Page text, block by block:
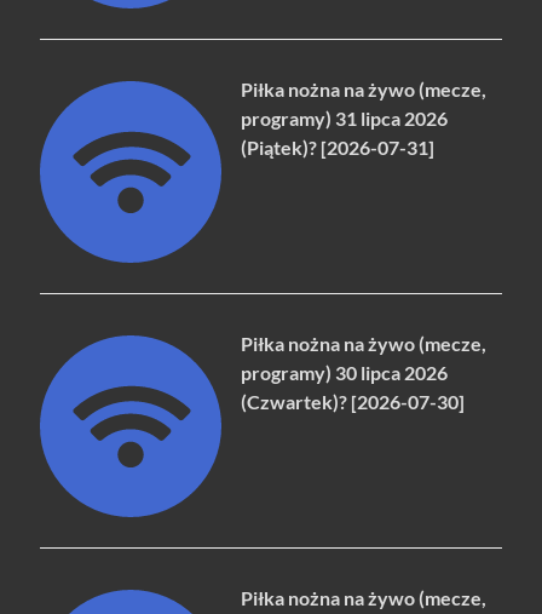
Piłka nożna na żywo (mecze,
programy) 31 lipca 2026
(Piątek)? [2026-07-31]
Piłka nożna na żywo (mecze,
programy) 30 lipca 2026
(Czwartek)? [2026-07-30]
Piłka nożna na żywo (mecze,